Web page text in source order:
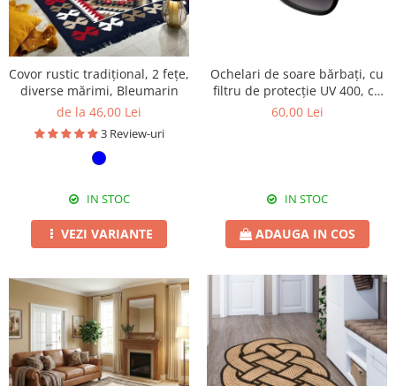
Covor rustic tradițional, 2 fețe,
diverse mărimi, Bleumarin
de la 46,00 Lei
3 Review-uri
IN STOC
VEZI VARIANTE
Ochelari de soare bărbați, cu
filtru de protecție UV 400, cu
toc cadou, OSB46
60,00 Lei
IN STOC
ADAUGA IN COS